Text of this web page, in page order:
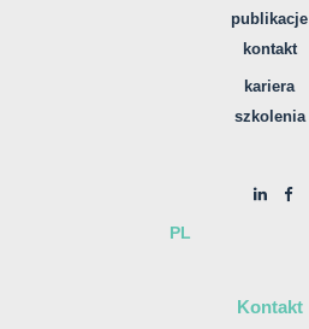
publikacje
kontakt
kariera
szkolenia
PL
Kontakt